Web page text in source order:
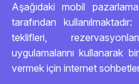
Aşağıdaki mobil
tarafından
teklifleri,
uygulamalarını kullanarak
vermek için internet